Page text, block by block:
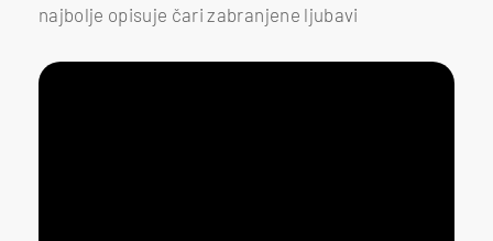
najbolje opisuje čari zabranjene ljubavi